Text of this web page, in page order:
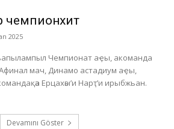
чемпионхит
2025
Чемпионат аҿы, акоманда
мач, Динамо астадиум аҿы,
Ерцахәы’и Нарҭ’и ирыбжьан.
Devamını Göster